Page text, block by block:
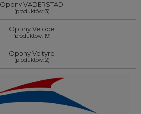
Opony VADERSTAD
(produktów: 3)
Opony Veloce
(produktów: 19)
Opony Voltyre
(produktów: 2)